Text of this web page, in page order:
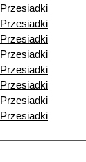
Przesiadki
Przesiadki
Przesiadki
Przesiadki
Przesiadki
Przesiadki
Przesiadki
Przesiadki